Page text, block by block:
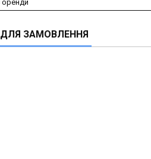
оренди
ДЛЯ ЗАМОВЛЕННЯ